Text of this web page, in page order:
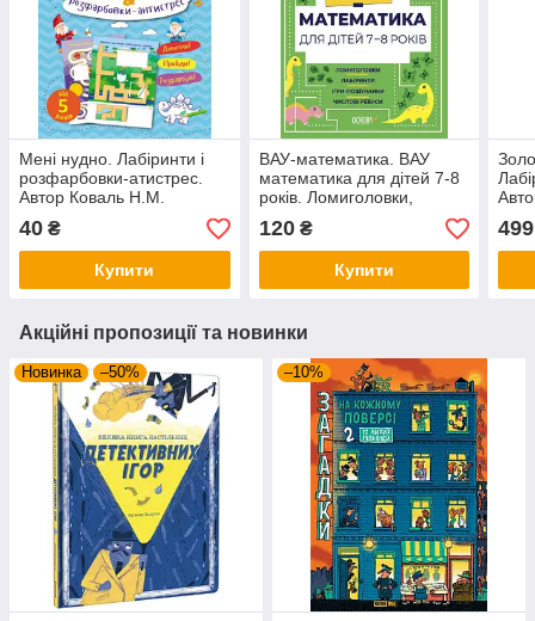
Мені нудно. Лабіринти і
розфарбовки-атистрес.
Автор Коваль Н.М.
40 ₴
Купити
ВАУ-математика. ВАУ
математика для дітей 7-8
років. Ломиголовки,
лабіринти, ігри-пошуканки,
числові ребуси.
120₴
Купити
499
Акційні пропозиції та новинки
Новинка –50% –10%